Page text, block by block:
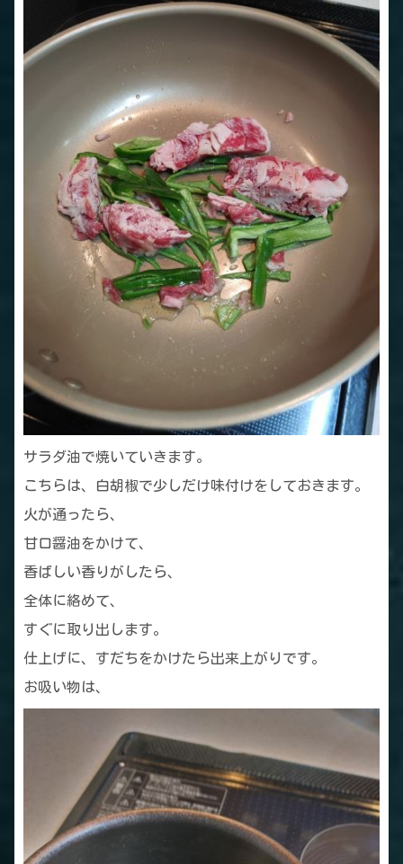
サラダ油で焼いていきます。
こちらは、白胡椒で少しだけ味付けをしておきます。
火が通ったら、
甘口醤油をかけて、
香ばしい香りがしたら、
全体に絡めて、
すぐに取り出します。
仕上げに、すだちをかけたら出来上がりです。
お吸い物は、